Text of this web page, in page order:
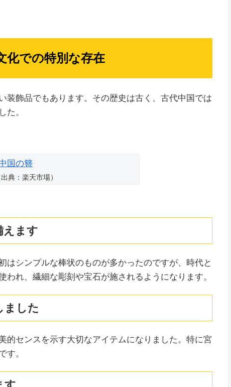
化での特別な存在
装飾品でもあります。その歴史は古く、古代中国では
た。
典：楽天市場）
えます
シンプルな棒状のものが多かったのですが、時代と
れ、繊細な彫刻や宝石が施されるようになります。
ました
的センスを示す大切なアイテムになりました。特に宮
す。